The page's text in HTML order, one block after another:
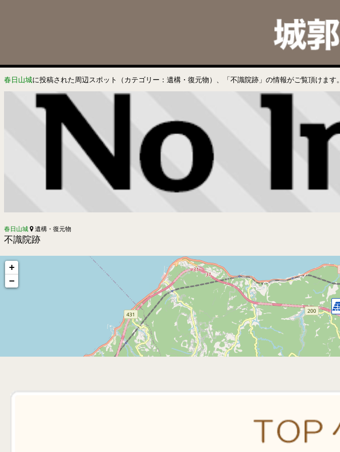
春日山城に投稿された周辺スポット（カテゴリー：遺構・復元物）、「不識院跡」の情報がご覧頂けます。
春日山城 遺構・復元物
不識院跡
+
−